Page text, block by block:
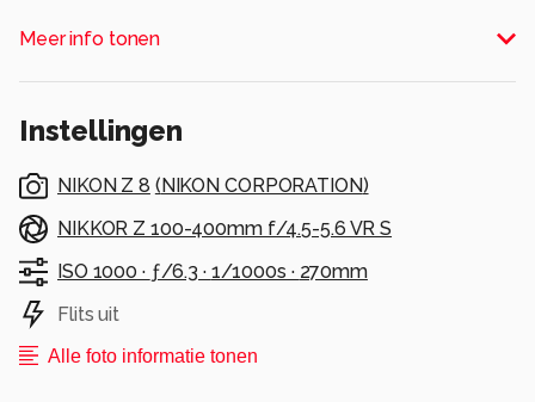
Erg leuk deze prachtige dieren zo van dichtbij te
kunnen bewonderen! De Amoertijger (of
wereld.
Alle rechten voorbehouden
Meer info tonen
Instellingen
NIKON Z 8 (NIKON CORPORATION)
NIKKOR Z 100-400mm f/4.5-5.6 VR S
ISO 1000 · ƒ/6.3 · 1/1000s · 270mm
Flits uit
Alle foto informatie tonen